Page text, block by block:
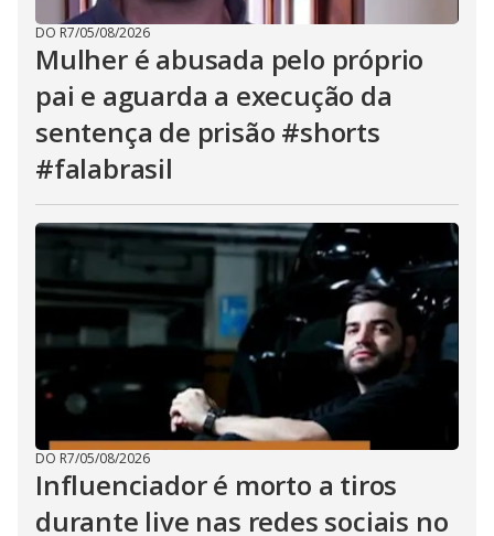
DO R7/05/08/2026
Mulher é abusada pelo próprio
pai e aguarda a execução da
sentença de prisão #shorts
#falabrasil
DO R7/05/08/2026
Influenciador é morto a tiros
durante live nas redes sociais no